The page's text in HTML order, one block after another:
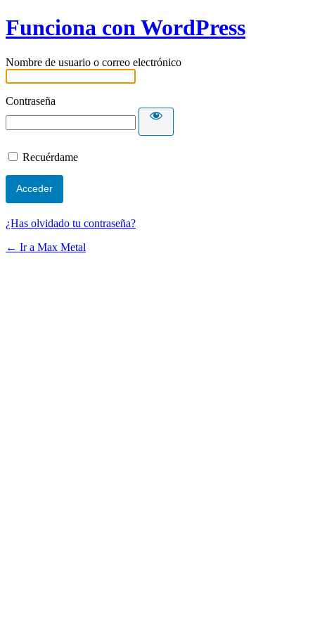
Funciona con WordPress
Nombre de usuario o correo electrónico
Contraseña
Recuérdame
¿Has olvidado tu contraseña?
← Ir a Max Metal